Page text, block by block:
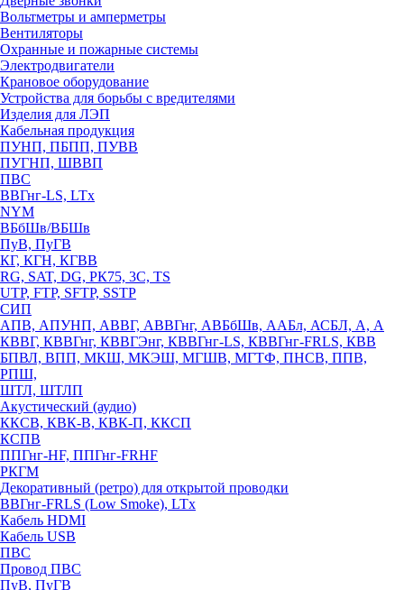
Вольтметры и амперметры
Вентиляторы
Охранные и пожарные системы
Электродвигатели
Крановое оборудование
Устройства для борьбы с вредителями
Изделия для ЛЭП
Кабельная продукция
ПУНП, ПБПП, ПУВВ
ПУГНП, ШВВП
ПВС
ВВГнг-LS, LTx
NYM
ВБбШв/ВБШв
ПуВ, ПуГВ
КГ, КГН, КГВВ
RG, SAT, DG, РК75, 3С, TS
UTP, FTP, SFTP, SSTP
СИП
АПВ, АПУНП, АВВГ, АВВГнг, АВБбШв, ААБл, АСБЛ, А, А
КВВГ, КВВГнг, КВВГЭнг, КВВГнг-LS, КВВГнг-FRLS, КВВ
БПВЛ, ВПП, МКШ, МКЭШ, МГШВ, МГТФ, ПНСВ, ППВ,
РПШ,
ШТЛ, ШТЛП
Акустический (аудио)
ККСВ, КВК-В, КВК-П, ККСП
КСПВ
ППГнг-HF, ППГнг-FRHF
РКГМ
Декоративный (ретро) для открытой проводки
ВВГнг-FRLS (Low Smoke), LTx
Кабель HDMI
Кабель USB
ПВС
Провод ПВС
ПуВ, ПуГВ